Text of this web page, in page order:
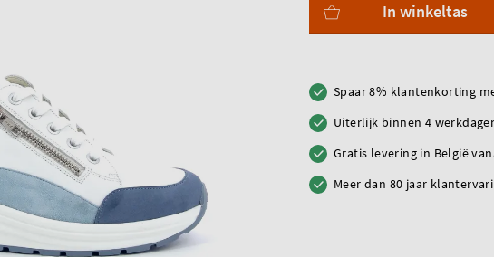
In winkeltas
Spaar 8% klantenkorting
Uiterlijk binnen 4
Gratis levering in België
Meer dan 80 jaar